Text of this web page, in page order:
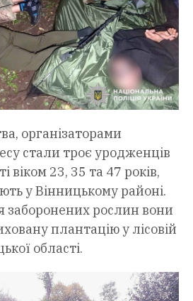
організаторами
стали троє уродженців
віком 23, 35 та 47 років,
у Вінницькому районі.
рослин вони
плантацію у лісовій
області.